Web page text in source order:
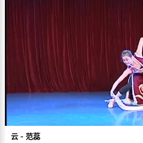
西，有的时候，你相信自己已经准备好了，你会发
风景，当认真走过这段路以后，回首时会觉得它是
其实不管是高考，还是生活中的一件件小事情，都
云 - 范蕊